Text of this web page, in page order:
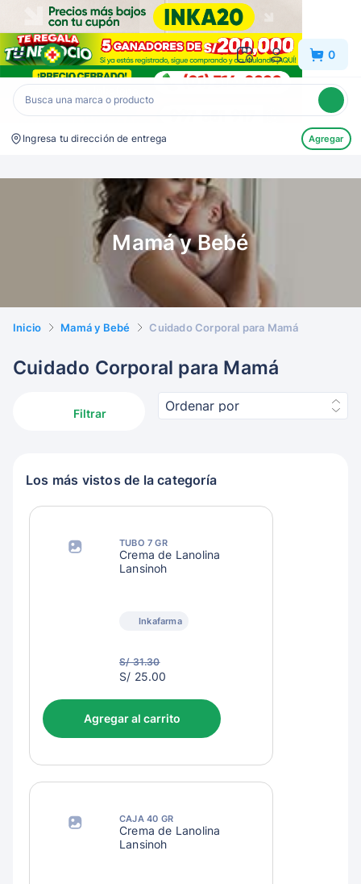
Inkafarma 0
Ingresa tu dirección de entrega Agregar
Mamá y Bebé
Inicio Mamá y Bebé Cuidado Corporal para Mamá
Cuidado Corporal para Mamá
Filtrar Ordenar por
Los más vistos de la categoría
TUBO 7 GR
Crema de Lanolina
Lansinoh
Inkafarma
S/ 31.30
S/
S/ 25.00
Agregar al carrito
CAJA 40 GR
Crema de Lanolina
Lansinoh